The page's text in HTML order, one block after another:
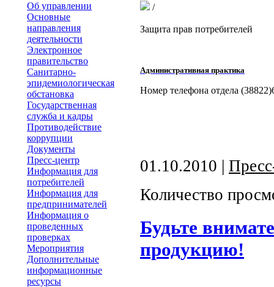
Об управлении
Основные
направления
деятельности
Электронное
правительство
Санитарно-
эпидемиологическая
обстановка
Государственная
служба и кадры
Противодействие
коррупции
Документы
Пресс-центр
Информация для
потребителей
Информация для
предпринимателей
Информация о
проведенных
проверках
Мероприятия
Дополнительные
информационные
ресурсы
/
Защита прав потребителей
Административная практика
Номер телефона отдела
01.10.2010 |
Количество
Будьте
продукцию!